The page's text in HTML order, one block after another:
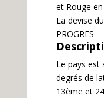
et Rouge
La devise
PROGRES
Le pays est
degrés de
13ème et